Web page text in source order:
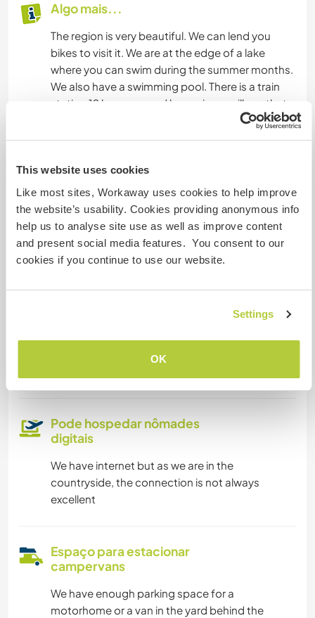
This website uses cookies
Like most sites, Workaway uses cookies to help improve
the website’s usability. Cookies providing anonymous info
help us to analyse site use as well as improve content
and present social media features. You consent to our
cookies if you continue to use our website.
Settings
OK
Algo mais...
The region is very beautiful. We can lend you
bikes to visit it. We are at the edge of a lake
where you can swim during the summer months.
We also have a swimming pool. There is a train
station 12 km away and buses in our village that
take you to Dijon and all the département for €
1.50.
Mais alguns detalhes
Acesso à internet
Acesso à internet limitado
Temos mascotes
Pode hospedar nômades
digitais
We have internet but as we are in the
countryside, the connection is not always
excellent
Espaço para estacionar
campervans
We have enough parking space for a
motorhome or a van in the yard behind the